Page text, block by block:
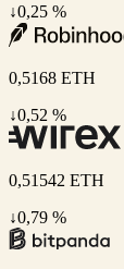
↓0,25 %
0,5168 ETH
↓0,52 %
0,51542 ETH
↓0,79 %